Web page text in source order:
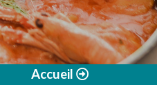
Accueil